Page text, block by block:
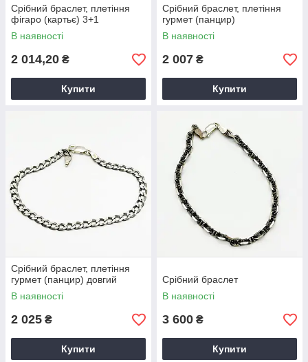
Срібний браслет, плетіння
фігаро (картьє) 3+1
В наявності
2 014,20 ₴
Купити
Срібний браслет, плетіння
гурмет (панцир)
В наявності
2 007 ₴
Купити
Срібний браслет, плетіння
гурмет (панцир) довгий
В наявності
2 025 ₴
Купити
Срібний браслет
В наявності
3 600 ₴
Купити